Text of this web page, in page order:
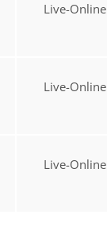
Live-Online
Live-Online
Live-Online